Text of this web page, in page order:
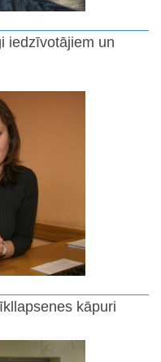
iedzīvotājiem un
kāpuri